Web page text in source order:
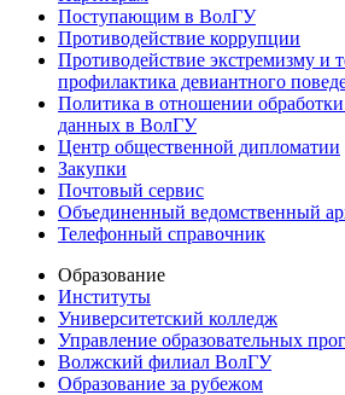
Поступающим в ВолГУ
Противодействие коррупции
Противодействие экстремизму и
профилактика девиантного
Политика в отношении
данных в ВолГУ
Центр общественной дипломатии
Закупки
Почтовый сервис
Объединенный ведомственный
Телефонный справочник
Образование
Институты
Университетский колледж
Управление образовательных
Волжский филиал ВолГУ
Образование за рубежом